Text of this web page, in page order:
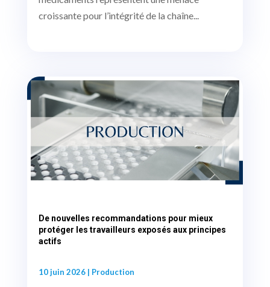
croissante pour l’intégrité de la chaîne...
De nouvelles recommandations pour mieux
protéger les travailleurs exposés aux principes
actifs
10 juin 2026| Production